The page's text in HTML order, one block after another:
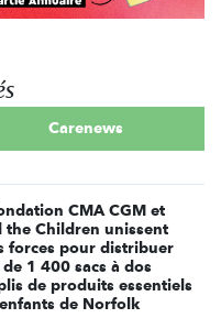
Carenews
CMA CGM et
the Children unissent
forces pour distribuer
1 400 sacs à dos
de produits essentiels
de Norfolk